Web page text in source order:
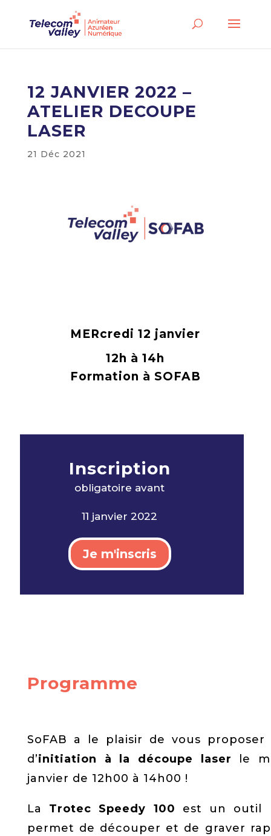
12 JANVIER 2022 –
ATELIER DECOUPE
LASER
21 Déc 2021
MERcredi 12 janvier
12h à 14h
Formation à SOFAB
Inscription
obligatoire avant
11 janvier 2022
Je m'inscris
Programme
SoFAB a le plaisir de vous
d’initiation à la découpe laser le
janvier de 12h00 à 14h00 !
La Trotec Speedy 100 est un outil
permet de découper et de graver